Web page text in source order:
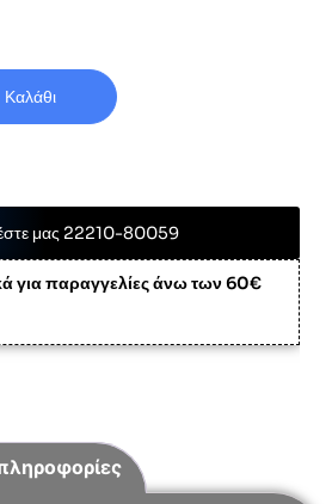
μας 22210-80059
για παραγγελίες άνω των 60€